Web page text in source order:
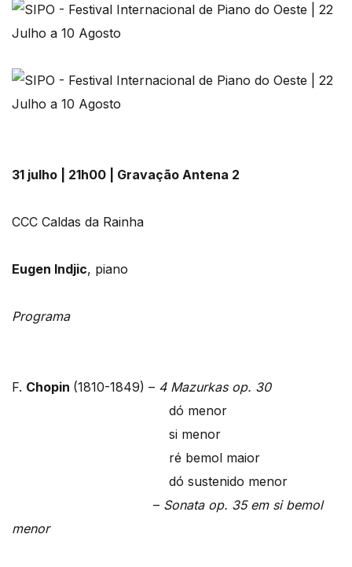
31 julho | 21h00 | Gravação Antena 2
CCC Caldas da Rainha
Eugen Indjic, piano
Programa
F. Chopin (1810-1849) – 4 Mazurkas op. 30
dó menor
si menor
ré bemol maior
dó sustenido menor
– Sonata op. 35 em si bemol
menor